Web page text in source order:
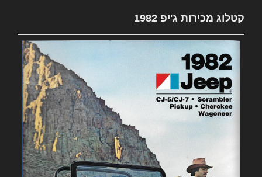
קטלוג מכירות ג'יפ 1982